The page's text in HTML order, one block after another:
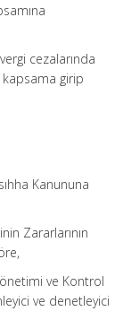
cezalarında
girip
Kanununa
Zararlarının
ve Kontrol
ve denetleyici